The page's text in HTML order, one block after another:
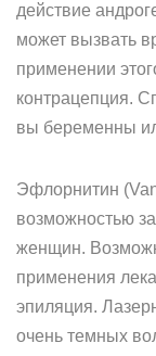
действие
может вызвать
применении
контрацепция.
вы беременны
Эфлорнитин
возможностью
женщин.
применения
эпиляция.
очень темных